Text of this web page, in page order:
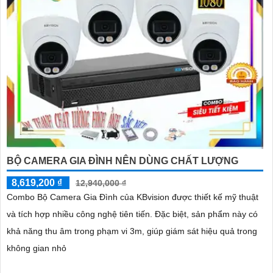
BỘ CAMERA GIA ĐÌNH NÊN DÙNG CHẤT LƯỢNG
8,619,200 ₫
12,940,000 ₫
Combo Bộ Camera Gia Đình của KBvision được thiết kế mỹ thuật
và tích hợp nhiều công nghệ tiên tiến. Đặc biệt, sản phẩm này có
khả năng thu âm trong phạm vi 3m, giúp giám sát hiệu quả trong
không gian nhỏ